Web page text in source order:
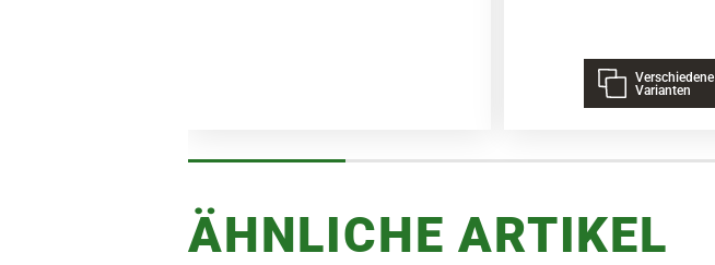
Verschiedene
Varianten
ÄHNLICHE ARTIKEL